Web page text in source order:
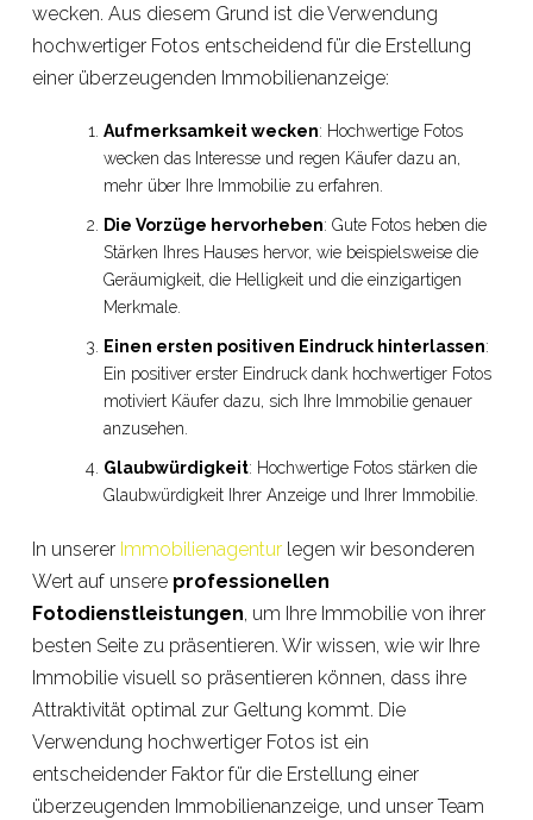
wecken. Aus diesem Grund ist die Verwendung
hochwertiger Fotos entscheidend für die Erstellung
einer überzeugenden Immobilienanzeige:
Aufmerksamkeit wecken: Hochwertige Fotos
wecken das Interesse und regen Käufer dazu an,
mehr über Ihre Immobilie zu erfahren.
Die Vorzüge hervorheben: Gute Fotos heben die
Stärken Ihres Hauses hervor, wie beispielsweise die
Geräumigkeit, die Helligkeit und die einzigartigen
Merkmale.
Einen ersten positiven Eindruck hinterlassen:
Ein positiver erster Eindruck dank hochwertiger Fotos
motiviert Käufer dazu, sich Ihre Immobilie genauer
anzusehen.
Glaubwürdigkeit: Hochwertige Fotos stärken die
Glaubwürdigkeit Ihrer Anzeige und Ihrer Immobilie.
In unserer Immobilienagenturlegen wir besonderen
Wert auf unsere professionellen
Fotodienstleistungen, um Ihre Immobilie von ihrer
besten Seite zu präsentieren. Wir wissen, wie wir Ihre
Immobilie visuell so präsentieren können, dass ihre
Attraktivität optimal zur Geltung kommt. Die
Verwendung hochwertiger Fotos ist ein
entscheidender Faktor für die Erstellung einer
überzeugenden Immobilienanzeige, und unser Team